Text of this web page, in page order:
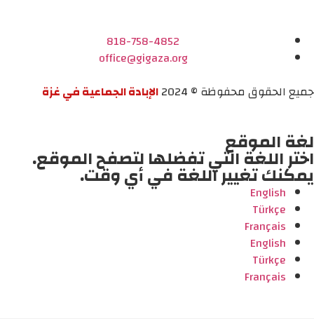
818-758-4852
office@gigaza.org
جميع الحقوق محفوظة © 2024
الإبادة الجماعية في غزة
لغة الموقع
اختر اللغة التي تفضلها لتصفح الموقع.
يمكنك تغيير اللغة في أي وقت.
English
Türkçe
Français
English
Türkçe
Français